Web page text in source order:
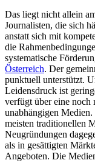
Das liegt nicht allein
Journalisten, die sich
anstatt sich mit
die
systematische
Österreich. Der
punktuell unterstützt.
Leidensdruck ist
verfügt über eine noch
unabhängigen
meisten traditionellen
Neugründungen
als in gesättigten
Angeboten. Die